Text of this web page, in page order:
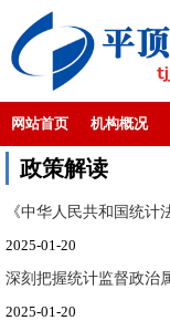
网站首页 机构概况
政策解读
《中华人民共和国统计
2025-01-20
深刻把握统计监督政治
2025-01-20